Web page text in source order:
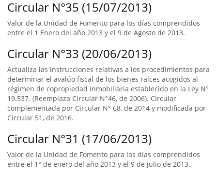
Circular N°35 (15/07/2013)
Valor de la Unidad de Fomento para los días comprendidos
entre el 1 Enero del año 2013 y el 9 de Agosto de 2013.
Circular N°33 (20/06/2013)
Actualiza las instrucciones relativas a los procedimientos para
determinar el avalúo fiscal de los bienes raíces acogidos al
régimen de copropiedad inmobiliaria establecido en la Ley N°
19.537. (Reemplaza Circular N°46, de 2006). Circular
complementada por Circular N° 68, de 2014 y modificada por
Circular 51, de 2016.
Circular N°31 (17/06/2013)
Valor de la Unidad de Fomento para los días comprendidos
entre el 1° de enero del año 2013 y el 9 de julio de 2013.